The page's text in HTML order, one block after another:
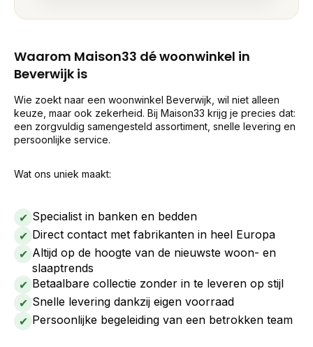
Waarom Maison33 dé woonwinkel in
Beverwijk is
Wie zoekt naar een woonwinkel Beverwijk, wil niet alleen
keuze, maar ook zekerheid. Bij Maison33 krijg je precies dat:
een zorgvuldig samengesteld assortiment, snelle levering en
persoonlijke service.
Wat ons uniek maakt:
✔ Specialist in banken en bedden
✔ Direct contact met fabrikanten in heel Europa
✔ Altijd op de hoogte van de nieuwste woon- en
slaaptrends
✔ Betaalbare collectie zonder in te leveren op stijl
✔ Snelle levering dankzij eigen voorraad
✔ Persoonlijke begeleiding van een betrokken team